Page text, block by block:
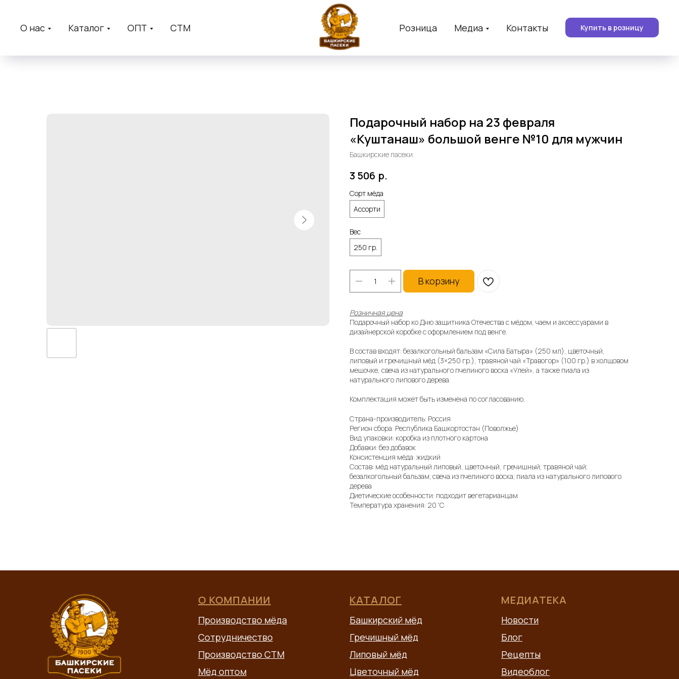
О нас Каталог ОПТ СТМ Розница Медиа Контакты Купить в розницу
Подарочный набор на 23 февраля
«Куштанаш» большой венге №10 для мужчин
Башкирские пасеки
3 506 р.
Сорт мёда
Ассорти
Вес
250 гр.
В корзину
Розничная цена
Подарочный набор ко Дню защитника Отечества с мёдом, чаем и аксессуарами в
дизайнерской коробке с оформлением под венге.
В состав входят: безалкогольный бальзам «Сила Батыра» (250 мл), цветочный,
липовый и гречишный мёд (3×250 гр.), травяной чай «Травогор» (100 гр.) в холщовом
мешочке, свеча из натурального пчелиного воска «Улей», а также пиала из
натурального липового дерева.
Комплектация может быть изменена по согласованию.
Страна-производитель: Россия
Регион сбора: Республика Башкортостан (Поволжье)
Вид упаковки: коробка из плотного картона
Добавки: без добавок
Консистенция мёда: жидкий
Состав: мёд натуральный липовый, цветочный, гречишный; травяной чай;
безалкогольный бальзам; свеча из пчелиного воска; пиала из натурального липового
дерева
Диетические особенности: подходит вегетарианцам
Температура хранения: 20 'C
О КОМПАНИИ
Производство мёда
Сотрудничество
Производство СТМ
Мёд оптом
КАТАЛОГ
Башкирский мёд
Гречишный мёд
Липовый мёд
Цветочный мёд
МЕДИАТЕКА
Новости
Блог
Рецепты
Видеоблог